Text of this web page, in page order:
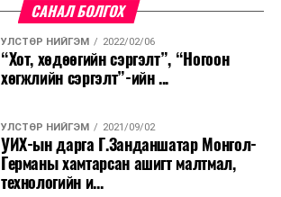
газар 2024.12.04-
ний өдөр өргөн
мэдүүлсэн, анхны
хэлэлцүүлэг
хороонд
хүргүүлнэ./
САНАЛ БОЛГОХ
УЛСТӨР НИЙГЭМ 2022/02/06
“Хот, хөдөөгийн сэргэлт”, “Ногоон
хөгжлийн сэргэлт”-ийн ...
УЛСТӨР НИЙГЭМ 2021/09/02
УИХ-ын дарга Г.Занданшатар Монгол-
Германы хамтарсан ашигт малтмал,
технологийн и...